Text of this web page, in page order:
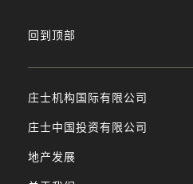
庄士机构国际有限公司
庄士中国投资有限公司
地产发展
回到顶部